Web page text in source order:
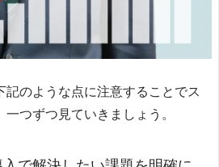
記のような点に注意することでス
つずつ見ていきましょう。